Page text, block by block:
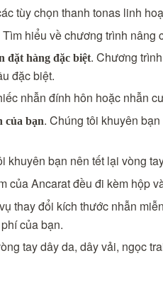
tùy chọn thanh tonas linh
hiểu về chương trình
đặt hàng đặc biệt. Chương
đặc biệt.
nhẫn đính hôn hoặc nhẫn
của bạn. Chúng tôi khuyên
khuyên bạn nên tết lại vòng
của Ancarat đều đi kèm hộp
thay đổi kích thước nhẫn
của bạn.
tay dây da, dây vải, ngọc